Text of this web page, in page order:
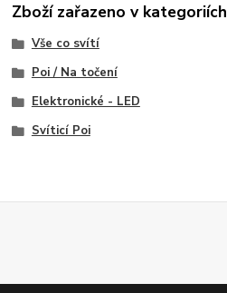
Zboží zařazeno v kategoriích
Vše co svítí
Poi / Na točení
Elektronické - LED
Svíticí Poi